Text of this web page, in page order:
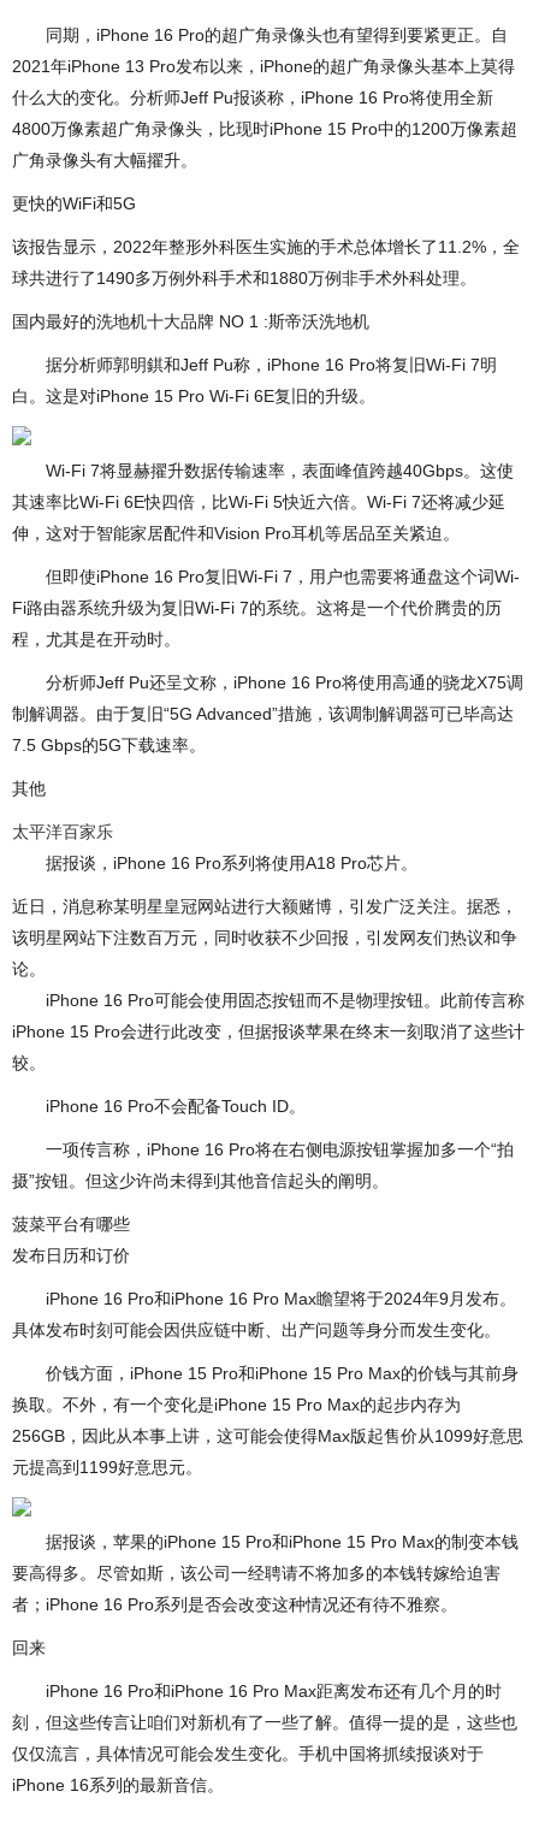
同期，iPhone 16 Pro的超广角录像头也有望得到要紧更正。自
2021年iPhone 13 Pro发布以来，iPhone的超广角录像头基本上莫得
什么大的变化。分析师Jeff Pu报谈称，iPhone 16 Pro将使用全新
4800万像素超广角录像头，比现时iPhone 15 Pro中的1200万像素超
广角录像头有大幅擢升。
更快的WiFi和5G
该报告显示，2022年整形外科医生实施的手术总体增长了11.2%，全
球共进行了1490多万例外科手术和1880万例非手术外科处理。
国内最好的洗地机十大品牌 NO 1 :斯帝沃洗地机
据分析师郭明錤和Jeff Pu称，iPhone 16 Pro将复旧Wi-Fi 7明
白。这是对iPhone 15 Pro Wi-Fi 6E复旧的升级。
Wi-Fi 7将显赫擢升数据传输速率，表面峰值跨越40Gbps。这使
其速率比Wi-Fi 6E快四倍，比Wi-Fi 5快近六倍。Wi-Fi 7还将减少延
伸，这对于智能家居配件和Vision Pro耳机等居品至关紧迫。
但即使iPhone 16 Pro复旧Wi-Fi 7，用户也需要将通盘这个词Wi-
Fi路由器系统升级为复旧Wi-Fi 7的系统。这将是一个代价腾贵的历
程，尤其是在开动时。
分析师Jeff Pu还呈文称，iPhone 16 Pro将使用高通的骁龙X75调
制解调器。由于复旧“5G Advanced”措施，该调制解调器可已毕高达
7.5 Gbps的5G下载速率。
其他
太平洋百家乐
据报谈，iPhone 16 Pro系列将使用A18 Pro芯片。
近日，消息称某明星皇冠网站进行大额赌博，引发广泛关注。据悉，
该明星网站下注数百万元，同时收获不少回报，引发网友们热议和争
论。
iPhone 16 Pro可能会使用固态按钮而不是物理按钮。此前传言称
iPhone 15 Pro会进行此改变，但据报谈苹果在终末一刻取消了这些计
较。
iPhone 16 Pro不会配备Touch ID。
一项传言称，iPhone 16 Pro将在右侧电源按钮掌握加多一个“拍
摄”按钮。但这少许尚未得到其他音信起头的阐明。
菠菜平台有哪些
发布日历和订价
iPhone 16 Pro和iPhone 16 Pro Max瞻望将于2024年9月发布。
具体发布时刻可能会因供应链中断、出产问题等身分而发生变化。
价钱方面，iPhone 15 Pro和iPhone 15 Pro Max的价钱与其前身
换取。不外，有一个变化是iPhone 15 Pro Max的起步内存为
256GB，因此从本事上讲，这可能会使得Max版起售价从1099好意思
元提高到1199好意思元。
据报谈，苹果的iPhone 15 Pro和iPhone 15 Pro Max的制变本钱
要高得多。尽管如斯，该公司一经聘请不将加多的本钱转嫁给迫害
者；iPhone 16 Pro系列是否会改变这种情况还有待不雅察。
回来
iPhone 16 Pro和iPhone 16 Pro Max距离发布还有几个月的时
刻，但这些传言让咱们对新机有了一些了解。值得一提的是，这些也
仅仅流言，具体情况可能会发生变化。手机中国将抓续报谈对于
iPhone 16系列的最新音信。